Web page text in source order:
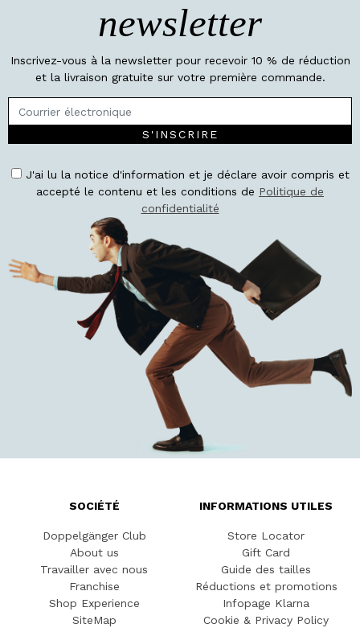
newsletter
Inscrivez-vous à la newsletter pour recevoir 10 % de réduction
et la livraison gratuite sur votre première commande.
S'INSCRIRE
J'ai lu la notice d'information et je déclare avoir compris et
accepté le contenu et les conditions de Politique de
confidentialité
SOCIÉTÉ
Doppelgänger Club
About us
Travailler avec nous
Franchise
Shop Experience
SiteMap
INFORMATIONS UTILES
Store Locator
Gift Card
Guide des tailles
Réductions et promotions
Infopage Klarna
Cookie & Privacy Policy